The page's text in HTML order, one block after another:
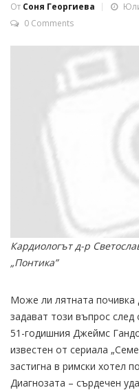
От Соня Георгиева
0 Comments
Кардиологът д-р
„Понтика”
Може ли лятната почивка
задават този въпрос
51-годишния Джеймс
известен от сериала
застигна в римски хотел
Диагнозата – сърдечен